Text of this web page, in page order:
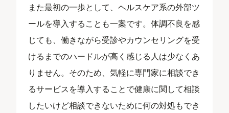
また最初の一歩として、ヘルスケア系の外部ツ
ールを導入することも一案です。体調不良を感
じても、働きながら受診やカウンセリングを受
けるまでのハードルが高く感じる人は少なくあ
りません。そのため、気軽に専門家に相談でき
るサービスを導入することで健康に関して相談
したいけど相談できないために何の対処もでき